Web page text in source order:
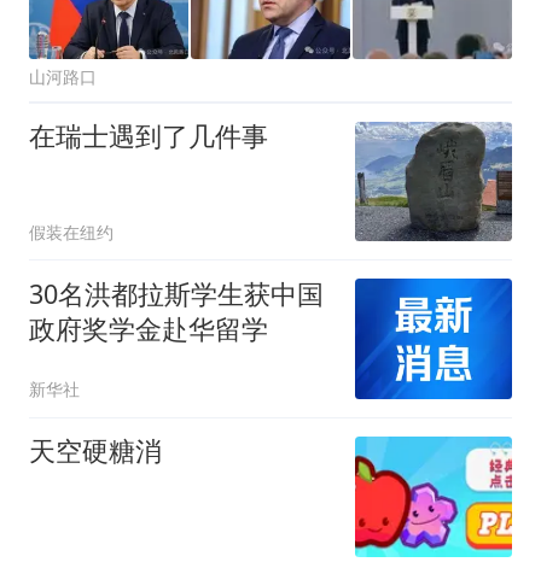
山河路口
在瑞士遇到了几件事
假装在纽约
30名洪都拉斯学生获中国
政府奖学金赴华留学
新华社
天空硬糖消